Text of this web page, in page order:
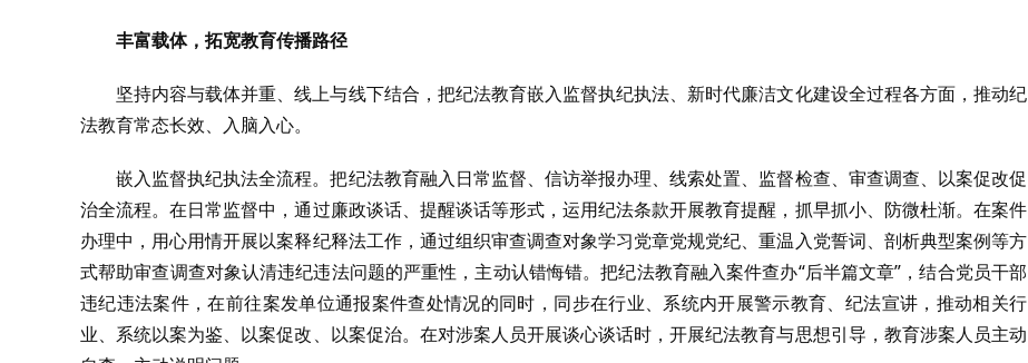
丰富载体，拓宽教育传播路径
坚持内容与载体并重、线上与线下结合，把纪法教育嵌入监督执纪执法、新时代廉洁文化建设全过程各方面，推动纪
法教育常态长效、入脑入心。
嵌入监督执纪执法全流程。把纪法教育融入日常监督、信访举报办理、线索处置、监督检查、审查调查、以案促改促
治全流程。在日常监督中，通过廉政谈话、提醒谈话等形式，运用纪法条款开展教育提醒，抓早抓小、防微杜渐。在案件
办理中，用心用情开展以案释纪释法工作，通过组织审查调查对象学习党章党规党纪、重温入党誓词、剖析典型案例等方
式帮助审查调查对象认清违纪违法问题的严重性，主动认错悔错。把纪法教育融入案件查办“后半篇文章”，结合党员干部
违纪违法案件，在前往案发单位通报案件查处情况的同时，同步在行业、系统内开展警示教育、纪法宣讲，推动相关行
业、系统以案为鉴、以案促改、以案促治。在对涉案人员开展谈心谈话时，开展纪法教育与思想引导，教育涉案人员主动